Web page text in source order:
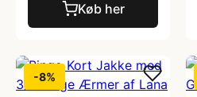
Køb her
-8%